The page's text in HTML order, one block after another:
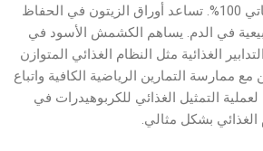
الكائنات المعدلة وراثيًا ونباتي 100%. تساعد أوراق الزيتون في الحفاظ
في الدم. يساهم الكشمش الأسود في
الغذائية مثل النظام الغذائي المتوازن
ممارسة التمارين الرياضية الكافية واتباع
التمثيل الغذائي للكربوهيدرات في
بشكل مثالي.